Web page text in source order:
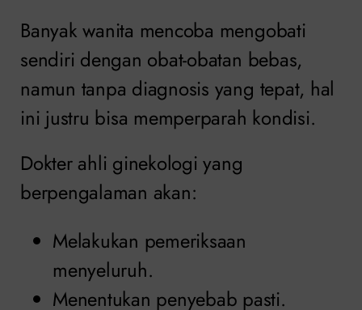
Banyak wanita mencoba mengobati
sendiri dengan obat-obatan bebas,
namun tanpa diagnosis yang tepat, hal
ini justru bisa memperparah kondisi.
Dokter ahli ginekologi yang
berpengalaman akan:
Melakukan pemeriksaan
menyeluruh.
Menentukan penyebab pasti.